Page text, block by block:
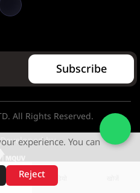
Subscribe
All Rights Reserved.
by
experience. You can
Reject